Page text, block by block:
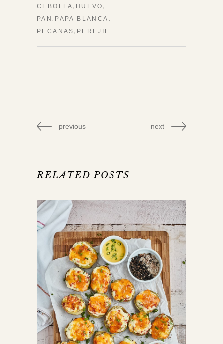
CEBOLLA , HUEVO ,
PAN, PAPA BLANCA ,
PECANAS , PEREJIL
previous next
RELATED POSTS